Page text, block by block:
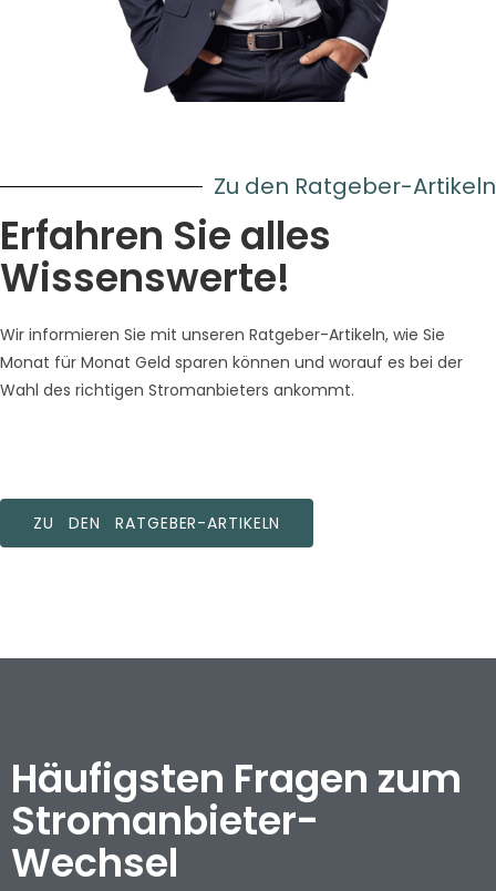
Zu den Ratgeber-Artikeln
Erfahren Sie alles
Wissenswerte!
Wir informieren Sie mit unseren Ratgeber-Artikeln, wie Sie
Monat für Monat Geld sparen können und worauf es bei der
Wahl des richtigen Stromanbieters ankommt.
ZU DEN RATGEBER-ARTIKELN
Häufigsten Fragen zum
Stromanbieter-
Wechsel